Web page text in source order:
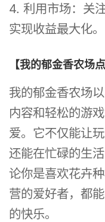
4. 利用市场：关
实现收益最大化。
【我的郁金香农场点
我的郁金香农场
内容和轻松的游
爱。它不仅能让
还能在忙碌的生
论你是喜欢花卉
营的爱好者，都
的快乐。